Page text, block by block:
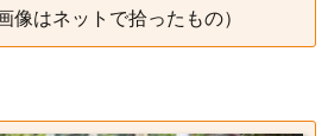
像はネットで拾ったもの）